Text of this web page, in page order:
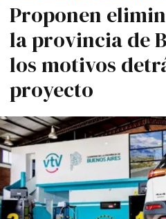
Proponen
la provincia de
los motivos
proyecto